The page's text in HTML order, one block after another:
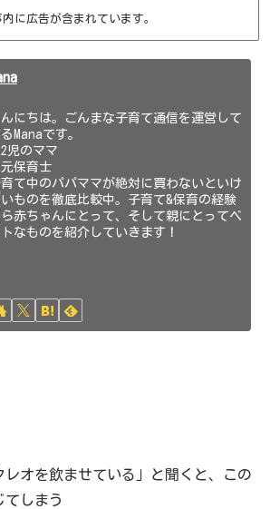
内に広告が含まれています。
んにちは。ごんまな子育て通信を運営して
Manaです。
2児のママ
元保育士
て中のパパママが絶対に買わないといけ
ものを徹底比較中。子育て&保育の経験
赤ちゃんにとって、そして親にとってベ
トなものを紹介していきます！
レオを飲ませている」と聞くと、この
てしまう